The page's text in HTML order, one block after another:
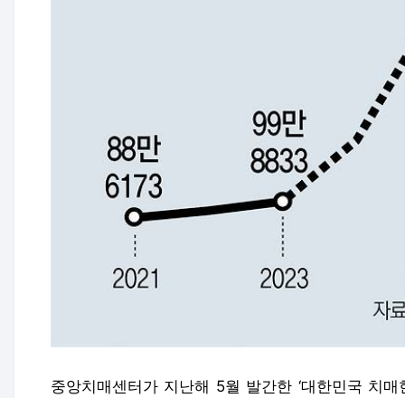
중앙치매센터가 지난해 5월 발간한 ‘대한민국 치